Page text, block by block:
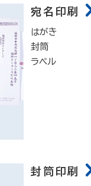
宛名印刷
はがき
封筒
ラベル
封筒印刷